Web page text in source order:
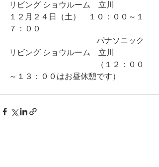
リビング ショウルーム　立川
１２月２４日（土）　１０：００～１
７：００
パナソニック
リビング ショウルーム　立川
（１２：００
～１３：００はお昼休憩です）